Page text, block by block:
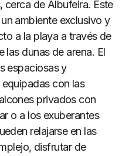
cerca de Albufeira. Este
ambiente exclusivo y
a la playa a través de
las dunas de arena. El
espaciosas y
con las
privados con
o a los exuberantes
relajarse en las
disfrutar de